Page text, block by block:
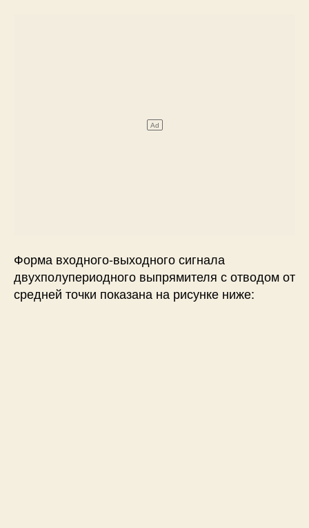
Форма входного-выходного сигнала
двухполупериодного выпрямителя с отводом от
средней точки показана на рисунке ниже: